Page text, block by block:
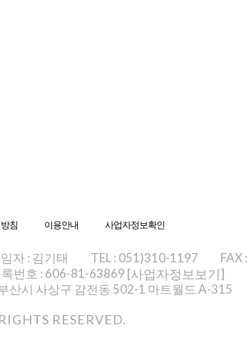
침 이용안내 사업자정보확인
자 : 김기태 TEL : 051)310-1197
FAX
번호 : 606-81-63869 [사업자정보보기]
산시 사상구 감전동 502-1 마트월드 A-315
RESERVED.